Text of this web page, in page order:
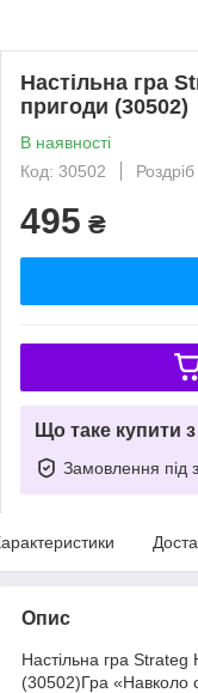
Настільна гра
пригоди (30502)
В наявності
Код: 30502
Роздріб
495 ₴
Що таке купити
Замовлення під
Опис
Настільна гра Strateg
(30502)Гра «Навколо